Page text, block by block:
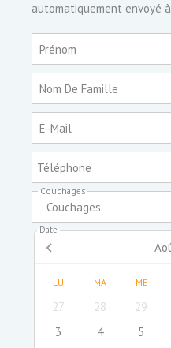
automatiquement envoyé
Prénom
Nom De Famille
E-Mail
Téléphone
Couchages
Couchages
LU MA ME
27 28 29
3
4 5
Date